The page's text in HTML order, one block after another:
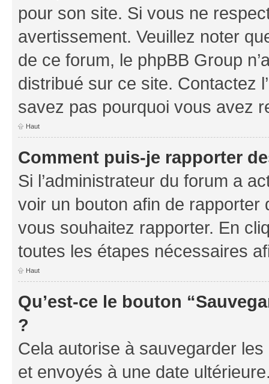
pour son site. Si vous ne
avertissement. Veuillez noter
de ce forum, le phpBB Group
distribué sur ce site. Contactez
savez pas pourquoi vous avez
Haut
Comment puis-je rapporter
Si l’administrateur du forum a
voir un bouton afin de
vous souhaitez rapporter. En
toutes les étapes nécessaires
Haut
Qu’est-ce le bouton
?
Cela autorise à sauvegarder
et envoyés à une date